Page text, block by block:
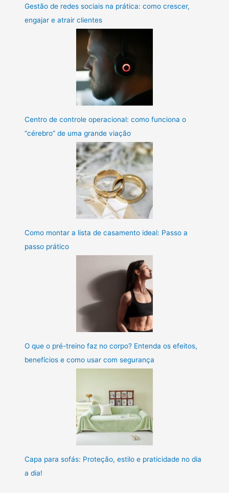
Gestão de redes sociais na prática: como crescer,
engajar e atrair clientes
Centro de controle operacional: como funciona o
“cérebro” de uma grande viação
Como montar a lista de casamento ideal: Passo a
passo prático
O que o pré-treino faz no corpo? Entenda os efeitos,
benefícios e como usar com segurança
Capa para sofás: Proteção, estilo e praticidade no dia
a dia!